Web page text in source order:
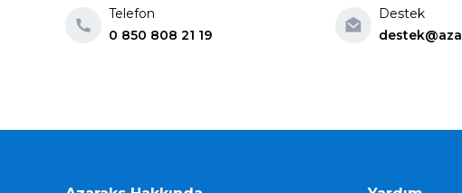
Telefon
0 850 808 21 19
Destek